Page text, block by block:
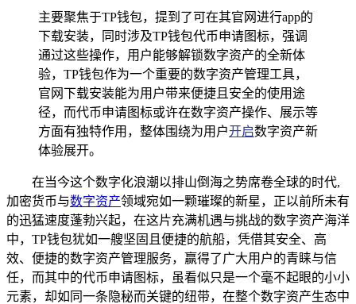
主要聚焦于TP钱包，提到了可在其官网进行app的
下载安装，同时涉及TP钱包代币申请图标，强调
通过这些操作，用户能够解锁数字资产的全新体
验，TP钱包作为一个重要的数字资产管理工具，
官网下载安装能为用户带来便捷且安全的使用途
径，而代币申请图标或许在数字资产操作、展示等
方面有独特作用，整体围绕为用户开启数字资产新
体验展开。
在当今这个数字化浪潮以排山倒海之势席卷全球的时代,
加密货币与数字资产领域宛如一颗璀璨的新星，正以前所未有
的迅猛速度蓬勃兴起，在这片充满机遇与挑战的数字资产海洋
中，TP钱包犹如一艘坚固且便捷的航船，凭借其安全、高
效、便捷的数字资产管理服务，赢得了广大用户的青睐与信
任，而其中的代币申请图标，虽看似只是一个毫不起眼的小小
元素，却如同一条隐秘而关键的纽带，在整个数字资产生态中